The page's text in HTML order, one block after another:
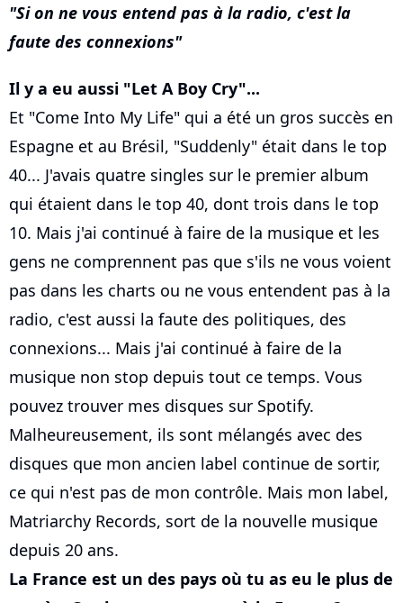
Si on ne vous entend pas à la radio, c'est la
faute des connexions
Il y a eu aussi "Let A Boy Cry"...
Et "Come Into My Life" qui a été un gros succès en
Espagne et au Brésil, "Suddenly" était dans le top
40... J'avais quatre singles sur le premier album
qui étaient dans le top 40, dont trois dans le top
10. Mais j'ai continué à faire de la musique et les
gens ne comprennent pas que s'ils ne vous voient
pas dans les charts ou ne vous entendent pas à la
radio, c'est aussi la faute des politiques, des
connexions... Mais j'ai continué à faire de la
musique non stop depuis tout ce temps. Vous
pouvez trouver mes disques sur Spotify.
Malheureusement, ils sont mélangés avec des
disques que mon ancien label continue de sortir,
ce qui n'est pas de mon contrôle. Mais mon label,
Matriarchy Records, sort de la nouvelle musique
depuis 20 ans.
La France est un des pays où tu as eu le plus de